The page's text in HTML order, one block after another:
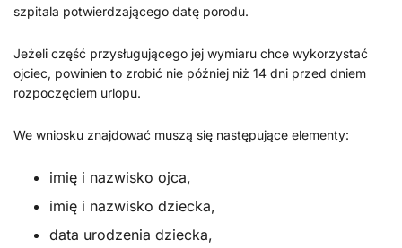
szpitala potwierdzającego datę porodu.
Jeżeli część przysługującego jej wymiaru chce wykorzystać
ojciec, powinien to zrobić nie później niż 14 dni przed dniem
rozpoczęciem urlopu.
We wniosku znajdować muszą się następujące elementy:
imię i nazwisko ojca,
imię i nazwisko dziecka,
data urodzenia dziecka,